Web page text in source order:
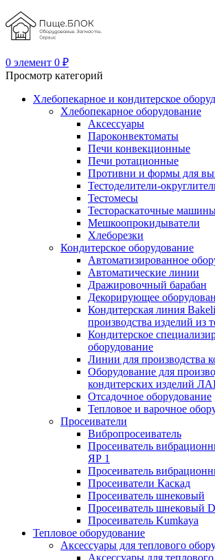
0 элемент 0 ₽
Просмотр категорий
Хлебопекарное и кондитерское
Хлебопекарное оборудование
Аксессуары
Пароконвектоматы
Печи конвекционные
Печи ротационные
Противни и формы для
Тестоделители-
Тестомесы
Тестораскаточные
Мешкоопрокидыватели
Хлеборезки
Кондитерское оборудование
Автоматизированное
Автоматические линии
Дражировочный барабан
Декорирующее
Кондитерская линия
производства изделий из
Кондитерское
оборудование
Линии для производства
Оборудование для
кондитерских изделий
Отсадочное оборудование
Тепловое и варочное
Просеиватели
Вибропросеиватель
Просеиватель
ЯР 1
Просеиватель
Просеиватели Каскад
Просеиватель шнековый
Просеиватель шнековый
Просеиватель Kumkaya
Тепловое оборудование
Аксессуары для теплового
Аксессуары для